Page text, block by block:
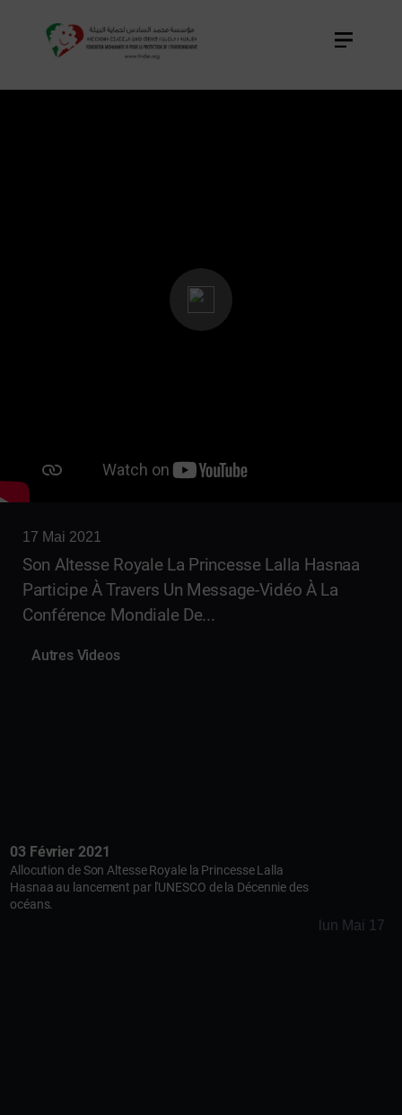
17 Mai 2021
Son Altesse Royale La Princesse Lalla Hasnaa
Participe À Travers Un Message-Vidéo À La
Conférence Mondiale De...
Autres Videos
03 Février 2021
Allocution de Son Altesse Royale la Princesse Lalla
Hasnaa au lancement par l'UNESCO de la Décennie des
océans.
lun Mai 17